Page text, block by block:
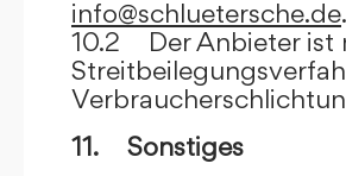
info@schluetersche.de.
10.2 Der Anbieter ist
11. Sonstiges